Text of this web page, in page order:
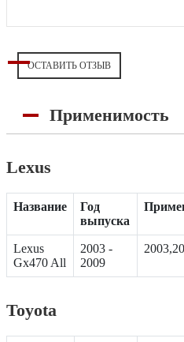
ОСТАВИТЬ ОТЗЫВ
Применимость
Lexus
Название
Год
выпуска
Lexus
Gx470 All
2003 -
2009
Toyota